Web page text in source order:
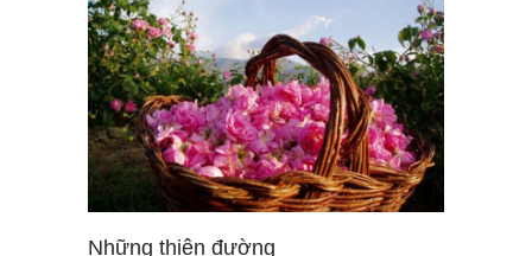
Những thiên đường